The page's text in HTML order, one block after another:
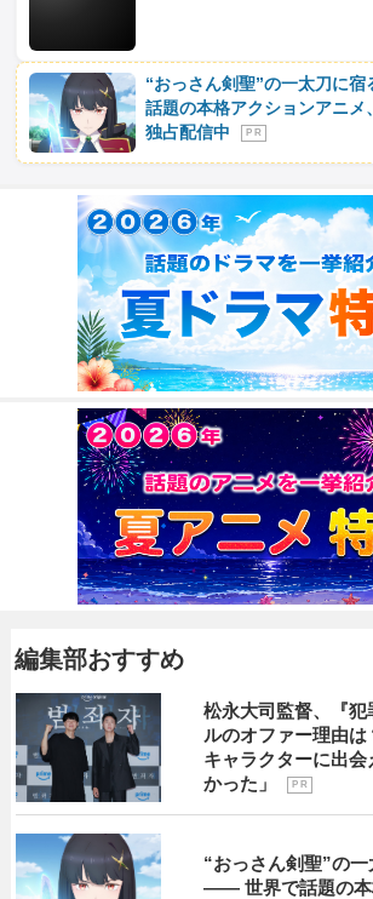
“おっさん剣聖”の一太刀に
話題の本格アクションアニ
独占配信中
P R
編集部おすすめ
松永大司監督、『犯
ルのオファー理由
キャラクターに出会
かった」
P R
“おっさん剣聖”の
―― 世界で話題の本